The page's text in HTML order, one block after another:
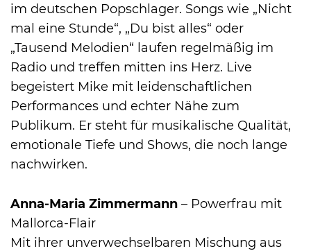
im deutschen Popschlager. Songs wie „Nicht
mal eine Stunde“, „Du bist alles“ oder
„Tausend Melodien“ laufen regelmäßig im
Radio und treffen mitten ins Herz. Live
begeistert Mike mit leidenschaftlichen
Performances und echter Nähe zum
Publikum. Er steht für musikalische Qualität,
emotionale Tiefe und Shows, die noch lange
nachwirken.
Anna-Maria Zimmermann – Powerfrau mit
Mallorca-Flair
Mit ihrer unverwechselbaren Mischung aus